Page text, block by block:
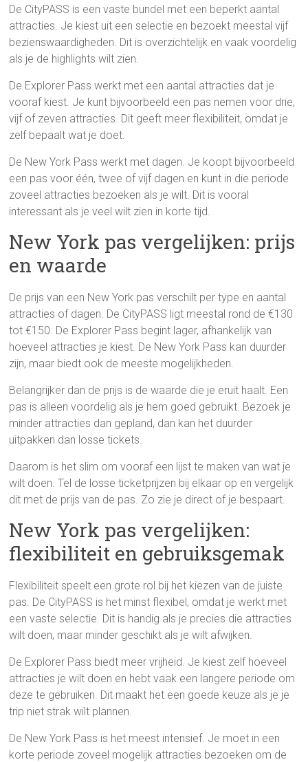
De CityPASS is een vaste bundel met een beperkt aantal
attracties. Je kiest uit een selectie en bezoekt meestal vijf
bezienswaardigheden. Dit is overzichtelijk en vaak voordelig
als je de highlights wilt zien.
De Explorer Pass werkt met een aantal attracties dat je
vooraf kiest. Je kunt bijvoorbeeld een pas nemen voor drie,
vijf of zeven attracties. Dit geeft meer flexibiliteit, omdat je
zelf bepaalt wat je doet.
De New York Pass werkt met dagen. Je koopt bijvoorbeeld
een pas voor één, twee of vijf dagen en kunt in die periode
zoveel attracties bezoeken als je wilt. Dit is vooral
interessant als je veel wilt zien in korte tijd.
New York pas vergelijken: prijs
en waarde
De prijs van een New York pas verschilt per type en aantal
attracties of dagen. De CityPASS ligt meestal rond de €130
tot €150. De Explorer Pass begint lager, afhankelijk van
hoeveel attracties je kiest. De New York Pass kan duurder
zijn, maar biedt ook de meeste mogelijkheden.
Belangrijker dan de prijs is de waarde die je eruit haalt. Een
pas is alleen voordelig als je hem goed gebruikt. Bezoek je
minder attracties dan gepland, dan kan het duurder
uitpakken dan losse tickets.
Daarom is het slim om vooraf een lijst te maken van wat je
wilt doen. Tel de losse ticketprijzen bij elkaar op en vergelijk
dit met de prijs van de pas. Zo zie je direct of je bespaart.
New York pas vergelijken:
flexibiliteit en gebruiksgemak
Flexibiliteit speelt een grote rol bij het kiezen van de juiste
pas. De CityPASS is het minst flexibel, omdat je werkt met
een vaste selectie. Dit is handig als je precies die attracties
wilt doen, maar minder geschikt als je wilt afwijken.
De Explorer Pass biedt meer vrijheid. Je kiest zelf hoeveel
attracties je wilt doen en hebt vaak een langere periode om
deze te gebruiken. Dit maakt het een goede keuze als je je
trip niet strak wilt plannen.
De New York Pass is het meest intensief. Je moet in een
korte periode zoveel mogelijk attracties bezoeken om de